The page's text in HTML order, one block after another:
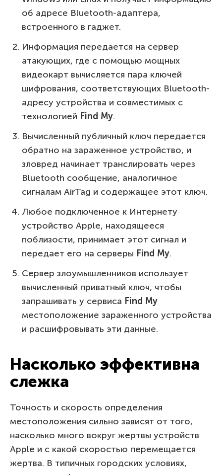
об адресе Bluetooth-адаптера,
встроенного в гаджет.
Информация передается на сервер
атакующих, где с помощью мощных
видеокарт вычисляется пара ключей
шифрования, соответствующих Bluetooth-
адресу устройства и совместимых с
технологией Find My.
Вычисленный публичный ключ передается
обратно на зараженное устройство, и
зловред начинает транслировать через
Bluetooth сообщение, аналогичное
сигналам AirTag и содержащее этот ключ.
Любое подключенное к Интернету
устройство Apple, находящееся
поблизости, принимает этот сигнал и
передает его на серверы Find My.
Сервер злоумышленников использует
вычисленный приватный ключ, чтобы
запрашивать у сервиса Find My
местоположение зараженного устройства
и расшифровывать эти данные.
Насколько эффективна
слежка
Точность и скорость определения
местоположения сильно зависят от того,
насколько много вокруг жертвы устройств
Apple и с какой скоростью перемещается
жертва. В типичных городских условиях,